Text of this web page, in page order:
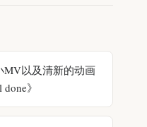
MV以及清新的动画
》